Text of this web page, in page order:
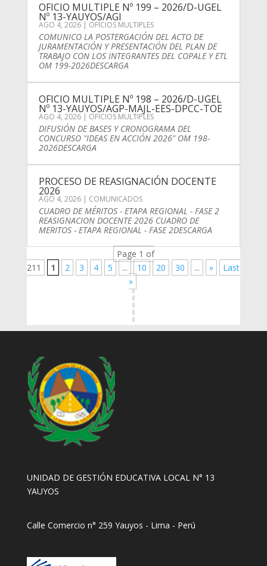
OFICIO MULTIPLE Nº 199 – 2026/D-UGEL
Nº 13-YAUYOS/AGI
AGO 4, 2026| OFICIOS MULTIPLES
COMUNICO LA POSTERGACIÓN DEL ACTO DE
JURAMENTACIÓN Y PRESENTACIÓN DEL PLAN DE
TRABAJO CON LOS INTEGRANTES DEL COPALE Y ETL
OM 199-2026DESCARGA
OFICIO MULTIPLE Nº 198 – 2026/D-UGEL
Nº 13-YAUYOS/AGP-MAJL-EES-DPCC-TOE
AGO 4, 2026| OFICIOS MULTIPLES
DIFUSIÓN DE BASES Y CRONOGRAMA DEL
CONCURSO "IDEAS EN ACCIÓN 2026" OM 198-
2026DESCARGA
PROCESO DE REASIGNACIÓN DOCENTE
2026
AGO 4, 2026| COMUNICADOS
CUADRO DE MÉRITOS - ETAPA REGIONAL - FASE 2
REASIGNACION DOCENTE 2026 CUADRO DE
MERITOS - ETAPA REGIONAL - FASE 2DESCARGA
Page 1 of
211
1 2 3 4 5 ... 10 20 30 ... »
Last
»
UNIDAD DE GESTIÓN EDUCATIVA LOCAL N° 13
YAUYOS
Calle Comercio n° 259 Yauyos - Lima - Perú